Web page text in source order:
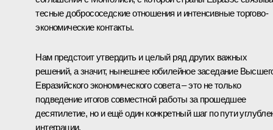
тесные добрососедские отношения и интенсивные торгово-
экономические контакты.
Нам предстоит утвердить и целый ряд других важных
решений, а значит, нынешнее юбилейное заседание
Евразийского экономического совета – это не только
подведение итогов совместной работы за прошедшее
десятилетие, но и ещё один конкретный шаг по пути
интеграции.